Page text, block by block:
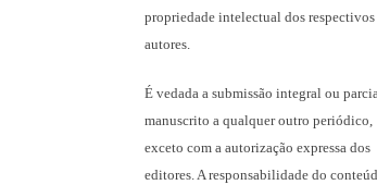
propriedade intelectual dos respectivos
autores.
É vedada a submissão integral ou
manuscrito a qualquer outro periódico,
exceto com a autorização expressa dos
editores. A responsabilidade do